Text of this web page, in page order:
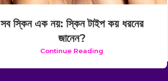
সব স্কিন এক নয়: স্কিন টাইপ কয় ধরনের
জানেন?
Continue Reading